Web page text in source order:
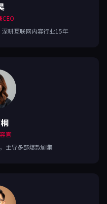
CEO
耕互联网内容行业15年
官
主导多部爆款剧集